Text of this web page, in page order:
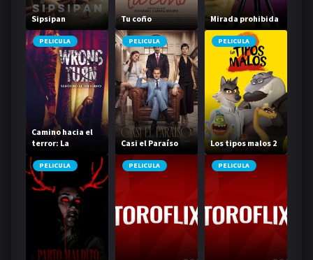
Sipsipan Tu coño Mirada prohibida
PELICULA
Camino hacia el
terror: La
PELICULA
Casi el Paraíso
PELICULA
Los tipos malos 2
PELICULA PELICULA PELICULA